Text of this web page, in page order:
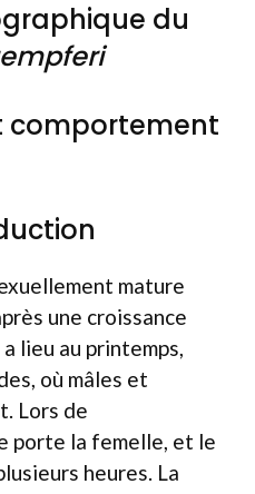
du
comportement
mature
une croissance
lieu au printemps,
où mâles et
Lors de
porte la femelle, et le
heures. La